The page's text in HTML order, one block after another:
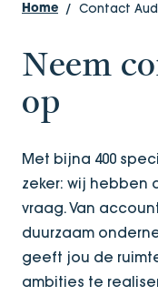
Home Contact
Neem
op
Met bijna 400
zeker: wij hebben
vraag. Van
duurzaam
geeft jou de
ambities te